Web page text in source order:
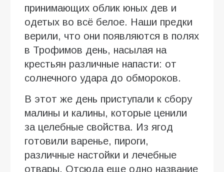
принимающих облик юных дев и
одетых во всё белое. Наши предки
верили, что они появляются в полях
в Трофимов день, насылая на
крестьян различные напасти: от
солнечного удара до обмороков.
В этот же день приступали к сбору
малины и калины, которые ценили
за целебные свойства. Из ягод
готовили варенье, пироги,
различные настойки и лечебные
отвары. Отсюда еще одно название